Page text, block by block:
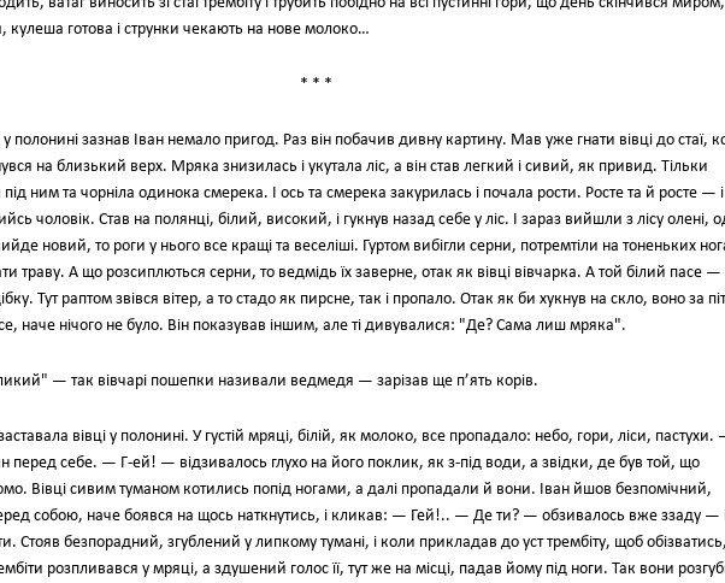
кулеша готова і струнки чекають на нове молоко…
* * *
у полонині зазнав Іван немало пригод. Раз він побачив дивну картину. Мав уже гнати вівці до стаї,
на близький верх. Мряка знизилась і укутала ліс, а він став легкий і сивий, як привид. Тільки
під ним та чорніла одинока смерека. І ось та смерека закурилась і почала рости. Росте та й росте —
чоловік. Став на полянці, білий, високий, і гукнув назад себе у ліс. І зараз вийшли з лісу олені,
новий, то роги у нього все кращі та веселіші. Гуртом вибігли серни, потремтіли на тоненьких
траву. А що розсиплються серни, то ведмідь їх заверне, отак як вівці вівчарка. А той білий пасе
Тут раптом звівся вітер, а то стадо як пирсне, так і пропало. Отак як би хукнув на скло, воно за
наче нічого не було. Він показував іншим, але ті дивувалися: "Де? Сама лиш мряка".
— так вівчарі пошепки називали ведмедя — зарізав ще п’ять корів.
вівці у полонині. У густій мряці, білій, як молоко, все пропадало: небо, гори, ліси, пастухи.
перед себе. — Г-ей! — відзивалось глухо на його поклик, як з-під води, а звідки, де був той, що
Вівці сивим туманом котились попід ногами, а далі пропадали й вони. Іван йшов безпомічний,
собою, наче боявся на щось наткнутись, і кликав: — Гей!.. — Де ти? — обзивалось вже ззаду —
Стояв безпорадний, згублений у липкому тумані, і коли прикладав до уст трембіту, щоб обізватись,
розпливався у мряці, а здушений голос її, тут же на місці, падав йому під ноги. Так вони